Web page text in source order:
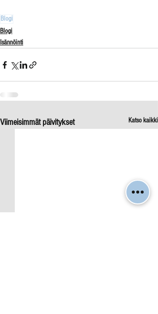
Blogi
Blogi
Isännöinti
Viimeisimmät päivitykset Katso kaikki